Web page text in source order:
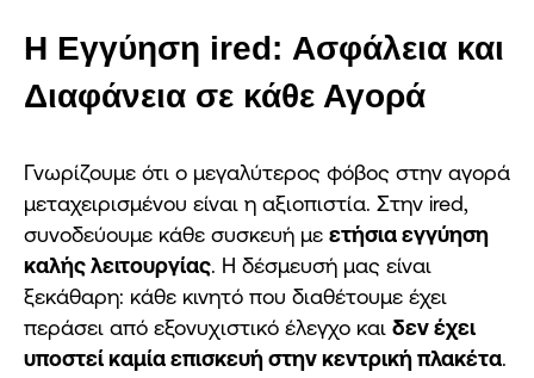
Η Εγγύηση ired: Ασφάλεια και
Διαφάνεια σε κάθε Αγορά
Γνωρίζουμε ότι ο μεγαλύτερος φόβος στην αγορά
μεταχειρισμένου είναι η αξιοπιστία. Στην ired,
συνοδεύουμε κάθε συσκευή με ετήσια εγγύηση
καλής λειτουργίας. Η δέσμευσή μας είναι
ξεκάθαρη: κάθε κινητό που διαθέτουμε έχει
περάσει από εξονυχιστικό έλεγχο και δεν έχει
υποστεί καμία επισκευή στην κεντρική πλακέτα.